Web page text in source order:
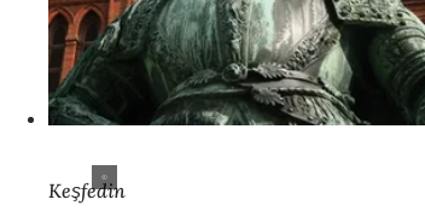
Keşfedin